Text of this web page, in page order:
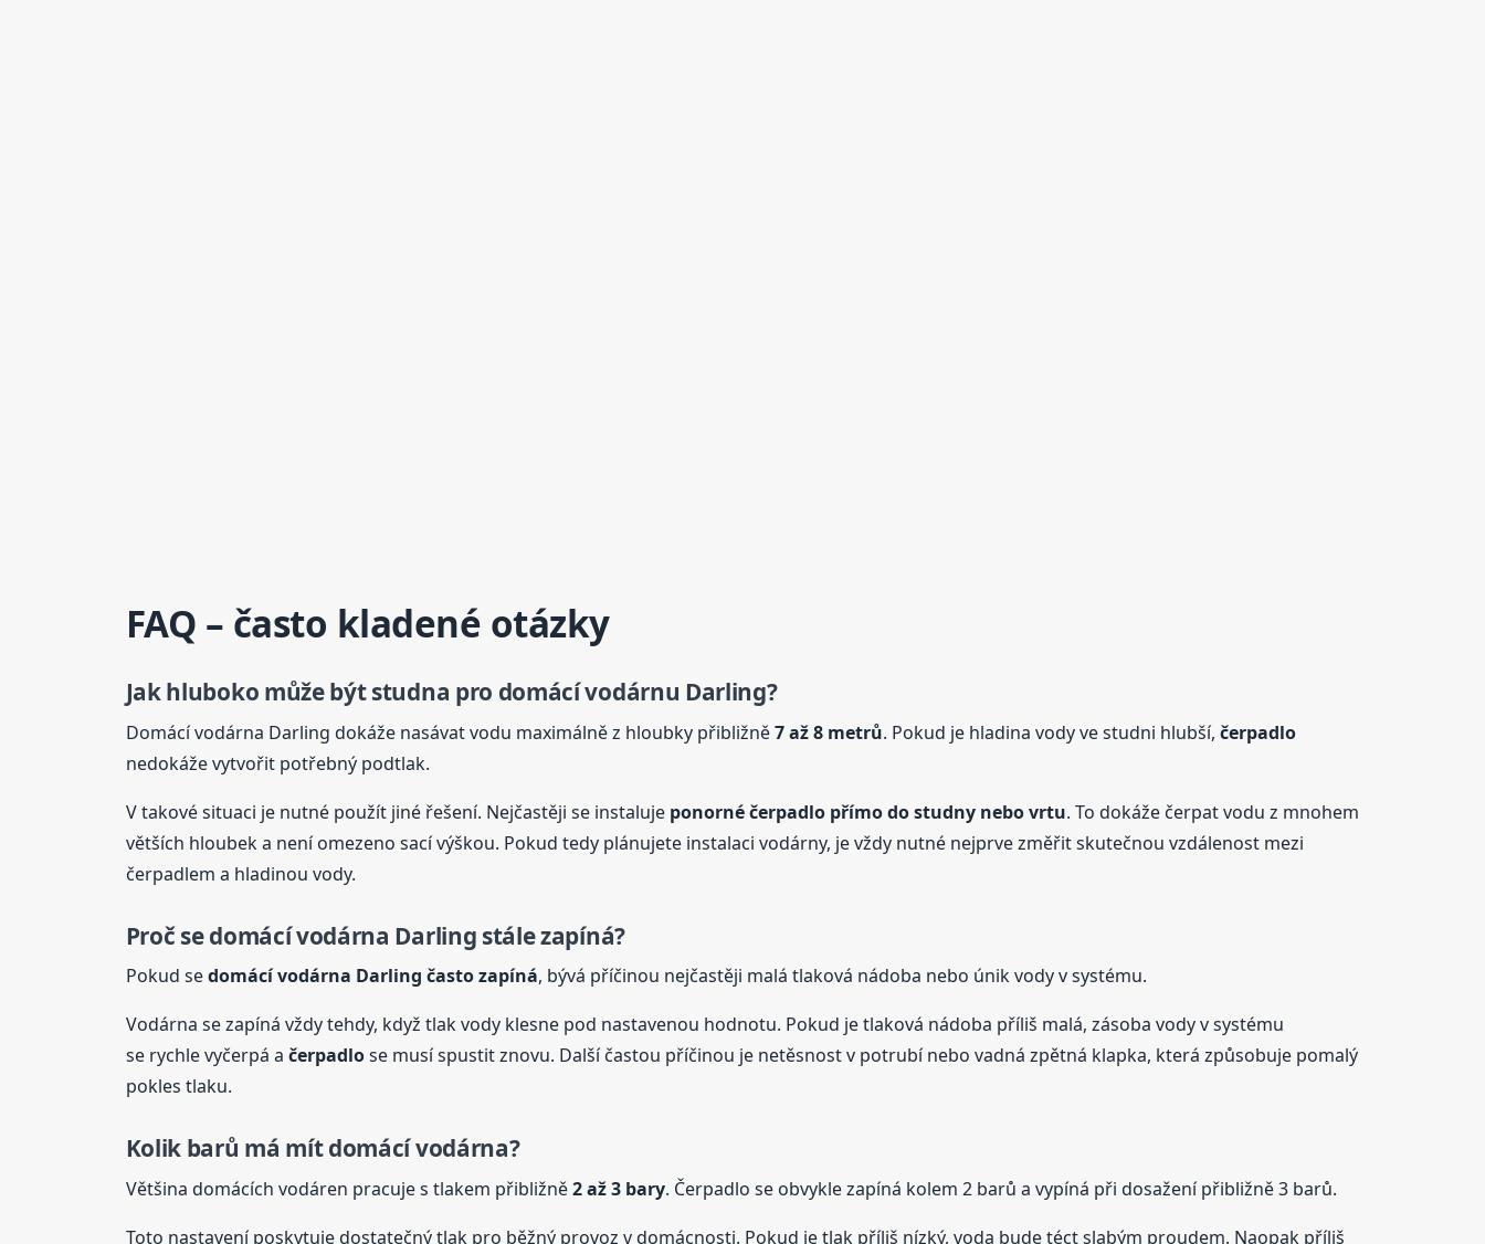
FAQ – často kladené otázky
Jak hluboko může být studna pro domácí vodárnu Darling?
Domácí vodárna Darling dokáže nasávat vodu maximálně z hloubky přibližně7 až 8 metrů. Pokud je hladina vody ve studni hlubší, čerpadlo
nedokáže vytvořit potřebný podtlak.
V takové situaci je nutné použít jiné řešení. Nejčastěji se instaluje ponornéčerpadlopřímo do studny nebo vrtu. To dokáže čerpat vodu z mnohem
větších hloubek a není omezeno sací výškou. Pokud tedy plánujete instalaci vodárny, je vždy nutné nejprve změřit skutečnou vzdálenost mezi
čerpadlem a hladinou vody.
Proč se domácí vodárna Darling stále zapíná?
Pokud sedomácí vodárna Darling často zapíná, bývá příčinou nejčastěji malá tlaková nádoba nebo únik vody v systému.
Vodárna se zapíná vždy tehdy, když tlak vody klesne pod nastavenou hodnotu. Pokud je tlaková nádoba příliš malá, zásoba vody v systému
se rychle vyčerpá a čerpadlose musí spustit znovu. Další častou příčinou je netěsnost v potrubí nebo vadná zpětná klapka, která způsobuje pomalý
pokles tlaku.
Kolik barů má mít domácí vodárna?
Většina domácích vodáren pracuje s tlakem přibližně2 až 3 bary. Čerpadlo se obvykle zapíná kolem 2 barů a vypíná při dosažení přibližně 3 barů.
Toto nastavení poskytuje dostatečný tlak pro běžný provoz v domácnosti. Pokud je tlak příliš nízký, voda bude téct slabým proudem. Naopak příliš